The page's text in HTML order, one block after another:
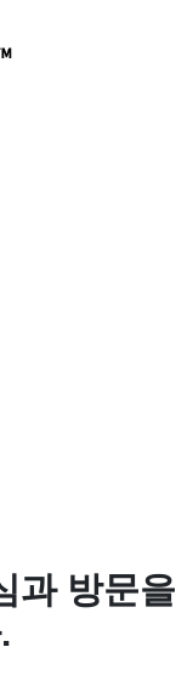
과 방문을